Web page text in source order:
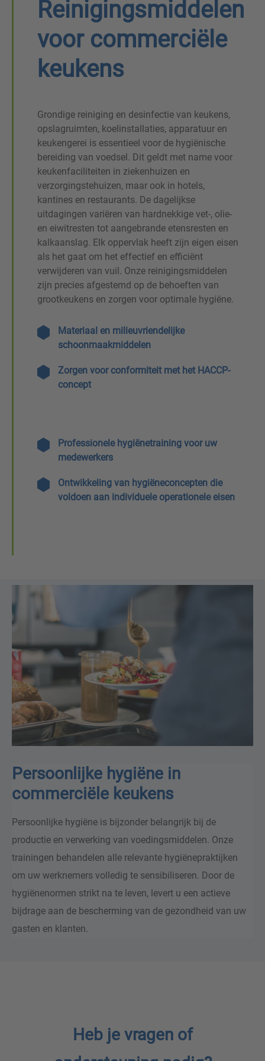
Reinigingsmiddelen
voor commerciële
keukens
Grondige reiniging en desinfectie van keukens,
opslagruimten, koelinstallaties, apparatuur en
keukengerei is essentieel voor de hygiënische
bereiding van voedsel. Dit geldt met name voor
keukenfaciliteiten in ziekenhuizen en
verzorgingstehuizen, maar ook in hotels,
kantines en restaurants. De dagelijkse
uitdagingen variëren van hardnekkige vet-, olie-
en eiwitresten tot aangebrande etensresten en
kalkaanslag. Elk oppervlak heeft zijn eigen eisen
als het gaat om het effectief en efficiënt
verwijderen van vuil. Onze reinigingsmiddelen
zijn precies afgestemd op de behoeften van
grootkeukens en zorgen voor optimale hygiëne.
Materiaal en milieuvriendelijke
schoonmaakmiddelen
Zorgen voor conformiteit met het HACCP-
concept
Professionele hygiënetraining voor uw
medewerkers
Ontwikkeling van hygiëneconcepten die
voldoen aan individuele operationele eisen
Persoonlijke hygiëne in
commerciële keukens
Persoonlijke hygiëne is bijzonder belangrijk bij de
productie en verwerking van voedingsmiddelen. Onze
trainingen behandelen alle relevante hygiënepraktijken
om uw werknemers volledig te sensibiliseren. Door de
hygiënenormen strikt na te leven, levert u een actieve
bijdrage aan de bescherming van de gezondheid van uw
gasten en klanten.
Heb je vragen of